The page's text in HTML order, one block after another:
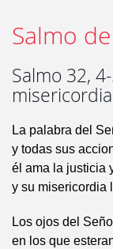
Salmo
Salmo 32,
La palabra del
y todas sus
él ama la justicia
y su misericordia
Los ojos del
en los que